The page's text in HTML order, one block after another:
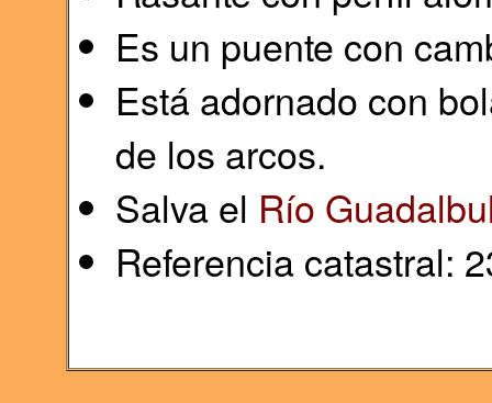
Es un puente con
Está adornado con
de los arcos.
Salva el Río
Referencia catastral: